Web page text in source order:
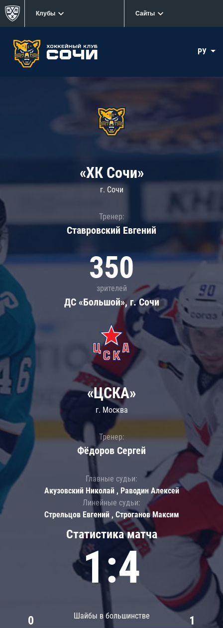
Клубы Сайты
РУ
«ХК Сочи»
г. Сочи
Тренер:
Ставровский Евгений
350
зрителей
ДС «Большой», г. Сочи
Статистика матча
1:4
Шайбы в большинстве
0 1
«ЦСКА»
г. Москва
Тренер:
Фёдоров Сергей
Главные судьи:
Акузовский Николай , Раводин Алексей
Линейные судьи:
Стрельцов Евгений , Строганов Максим